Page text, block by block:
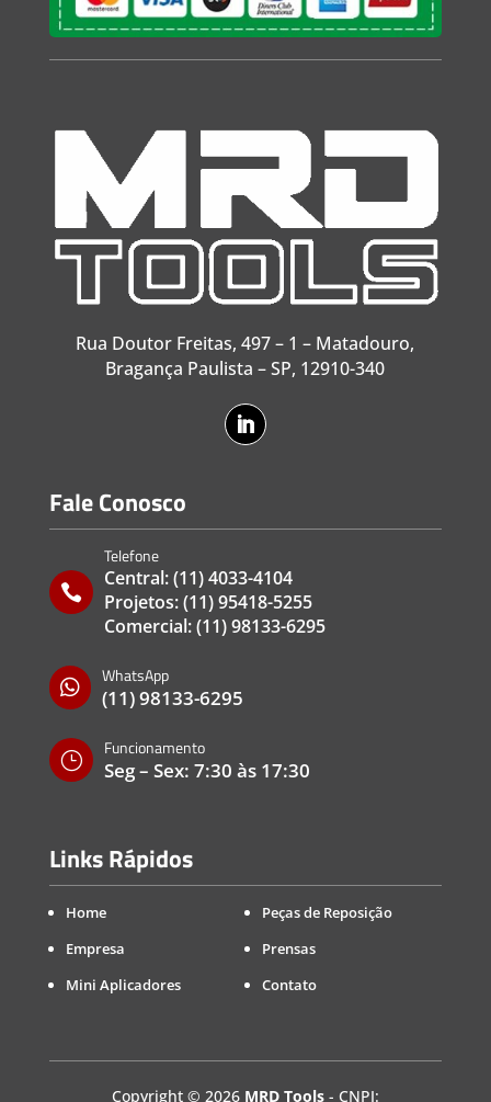
Rua Doutor Freitas, 497 – 1 – Matadouro,
Bragança Paulista – SP, 12910-340
Fale Conosco

Telefone
Central:(11) 4033-4104
Projetos:(11) 95418-5255
Comercial:(11) 98133-6295

WhatsApp
(11) 98133-6295
}
Funcionamento
Seg – Sex: 7:30 às 17:30
Links Rápidos
Home
Empresa
Mini Aplicadores
Peças de Reposição
Prensas
Contato
Copyright © 2026 MRD Tools- CNPJ: